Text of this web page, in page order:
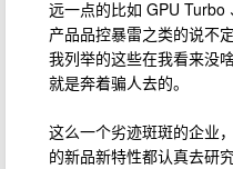
远一点的比如 GPU Turbo
产品品控暴雷之类的说不
我列举的这些在我看来没
就是奔着骗人去的。
这么一个劣迹斑斑的企业
的新品新特性都认真去研